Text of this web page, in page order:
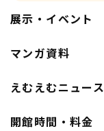
展示・イベント
マンガ資料
えむえむニュース
開館時間・料金